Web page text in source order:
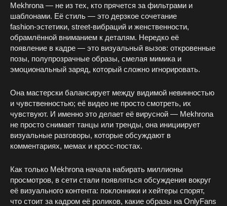
Mekhrona — не из тех, кто прячется за фильтрами и
шаблонами. Её стиль — это дерзкое сочетание
fashion‑эстетики, street‑вибраций и женственности,
обрамлённой вниманием к деталям. Нередко её
появление в кадре — это визуальный вызов: откровенные
позы, полупрозрачные образы, смелая мимика и
эмоциональный заряд, который сложно игнорировать.
Она мастерски балансирует между видимой невинностью
и чувственностью; её видео не просто смотреть, их
чувствуют. И именно это делает её вирусной — Mekhrona
не просто снимает танцы или тренды, она инициирует
визуальные разговоры, которые обсуждают в
комментариях, мемах и кросс‑постах.
Как только Mekhrona начала набирать миллионы
просмотров, в сети стали появляться обсуждения вокруг
её визуального контента: поклонники и хейтеры спорят,
что стоит за кадром её роликов, какие образы на OnlyFans